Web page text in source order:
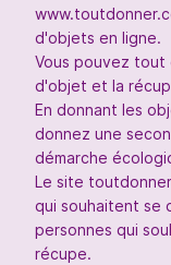
d'objets en ligne.
Vous pouvez tout
d'objet et la
En donnant les
donnez une
démarche
Le site
qui souhaitent se
personnes qui
récupe.